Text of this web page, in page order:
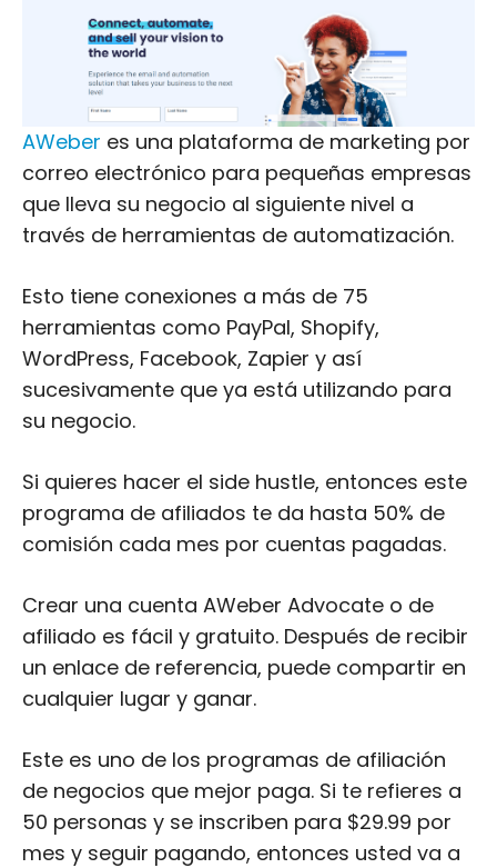
AWeber es una plataforma de marketing por
correo electrónico para pequeñas empresas
que lleva su negocio al siguiente nivel a
través de herramientas de automatización.
Esto tiene conexiones a más de 75
herramientas como PayPal, Shopify,
WordPress, Facebook, Zapier y así
sucesivamente que ya está utilizando para
su negocio.
Si quieres hacer el side hustle, entonces este
programa de afiliados te da hasta 50% de
comisión cada mes por cuentas pagadas.
Crear una cuenta AWeber Advocate o de
afiliado es fácil y gratuito. Después de recibir
un enlace de referencia, puede compartir en
cualquier lugar y ganar.
Este es uno de los programas de afiliación
de negocios que mejor paga. Si te refieres a
50 personas y se inscriben para $29.99 por
mes y seguir pagando, entonces usted va a